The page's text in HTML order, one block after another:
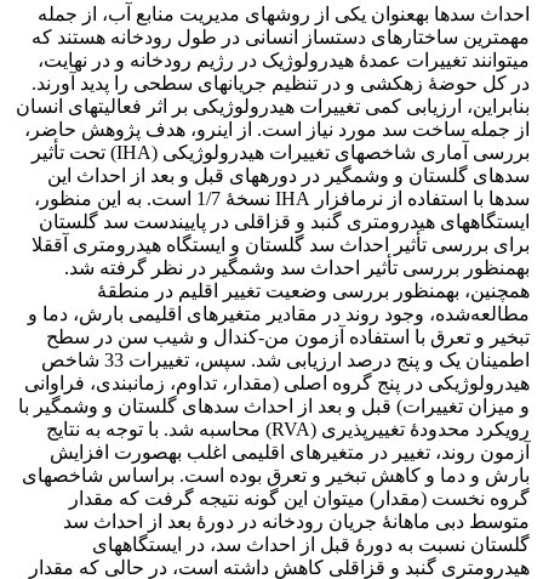
احداث سدها به‏عنوان یکی از روش‏های مدیریت منابع آب، از جمله
مهم‏ترین ساختارهای دست‏ساز انسانی در طول رودخانه هستند که
می‏توانند تغییرات عمدۀ هیدرولوژیک در رژیم رودخانه و در نهایت،
در کل حوضۀ زهکشی و در تنظیم جریان‏های سطحی را پدید آورند.
بنابراین، ارزیابی‏ کمی تغییرات هیدرولوژیکی بر اثر فعالیت‏های انسان
از جمله ساخت سد مورد نیاز است. از این‏رو، هدف پژوهش حاضر،
بررسی آماری شاخص‏های تغییرات هیدرولوژیکی (IHA) تحت ‏تأثیر
سدهای گلستان و وشمگیر در دوره‏های قبل و بعد از احداث این
سدها با استفاده از نرم‏افزار IHA نسخۀ 1/7 است. به این منظور،
ایستگاه‏های هیدرومتری گنبد و قزاقلی در پایین‏دست سد گلستان
برای بررسی تأثیر احداث سد گلستان و ایستگاه هیدرومتری آق‏قلا
به‏منظور بررسی تأثیر احداث سد وشمگیر در نظر گرفته شد.
همچنین، به‏منظور بررسی وضعیت تغییر اقلیم در منطقۀ
مطالعه‌شده، وجود روند در مقادیر متغیرهای اقلیمی بارش، دما و
تبخیر و تعرق با استفاده آزمون من-کندال و شیب سن در سطح
اطمینان یک و پنج درصد ارزیابی شد. سپس، تغییرات 33 شاخص
هیدرولوژیکی در پنج گروه اصلی (مقدار، تداوم، زمان‏بندی، فراوانی
و میزان تغییرات) قبل و بعد از احداث سدهای گلستان و وشمگیر با
رویکرد محدودۀ تغییرپذیری (RVA) محاسبه شد. با توجه به نتایج
آزمون روند، تغییر در متغیرهای اقلیمی اغلب به‏صورت افزایش
بارش و دما و کاهش تبخیر و تعرق بوده است. براساس شاخص‏های
گروه نخست (مقدار) می‏توان این گونه نتیجه گرفت که مقدار
متوسط دبی ماهانۀ جریان رودخانه در دورۀ بعد از احداث سد
گلستان نسبت به دورۀ قبل از احداث سد، در ایستگاه‏های
هیدرومتری گنبد و قزاقلی کاهش داشته است، در حالی‏ که مقدار